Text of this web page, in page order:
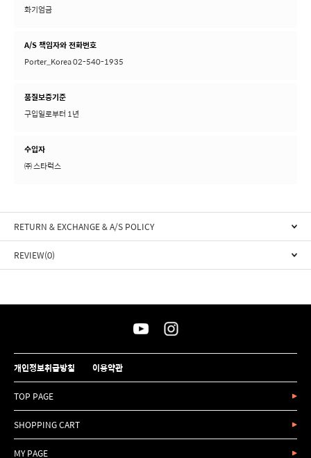
화기엄금
A/S 책임자와 전화번호
Porter_Korea 02-540-1935
품질보증기준
구입일로부터 1년
수입자
㈜ 스타럭스
RETURN & EXCHANGE & A/S POLICY
REVIEW(0)
개인정보취급방침 이용약관
TOP PAGE
SHOPPING CART
MY PAGE